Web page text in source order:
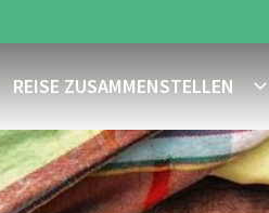
REISE ZUSAMMENSTELLEN